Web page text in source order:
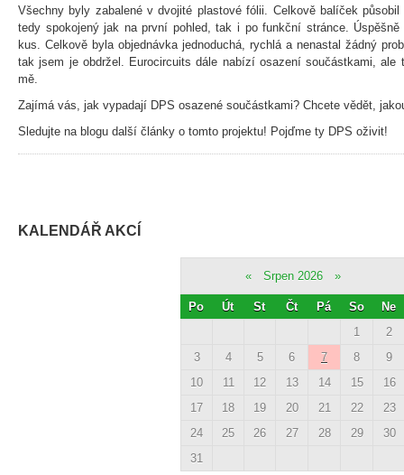
Všechny byly zabalené v dvojité plastové fólii. Celkově balíček
tedy spokojený jak na první pohled, tak i po funkční stránce.
kus. Celkově byla objednávka jednoduchá, rychlá a nenastal žádný
tak jsem je obdržel. Eurocircuits dále nabízí osazení součástkami, ale
mě.
Zajímá vás, jak vypadají DPS osazené součástkami? Chcete vědět,
Sledujte na blogu další články o tomto projektu! Pojďme ty DPS oživit!
KALENDÁŘ AKCÍ
« Srpen 2026 »
Po Út St Čt Pá So
Ne
1
2
3
4 5 6 7 8
9
10
11 12 13 14 15
16
17
18 19 20 21 22
23
24
25 26 27 28 29
30
31